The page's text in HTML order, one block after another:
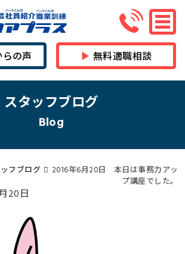
の声 無料適職相談
スタッフブログ
Blog
フブログ
2016年6月20日 本日は事務力アッ
プ講座でした。
20日